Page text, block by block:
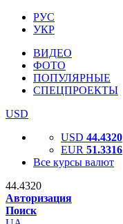
РУС
УКР
ВИДЕО
ФОТО
ПОПУЛЯРНЫЕ
СПЕЦПРОЕКТЫ
USD
USD 44.4320
EUR 51.3316
Все курсы валют
44.4320
Авторизация
Поиск